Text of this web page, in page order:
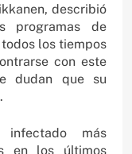
describió
programas de
los tiempos
con este
dudan que su
más
en los últimos